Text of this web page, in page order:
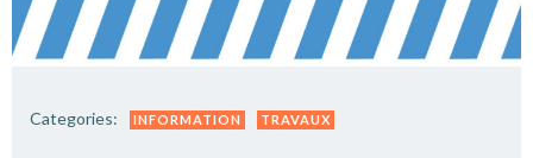
Categories: INFORMATION TRAVAUX